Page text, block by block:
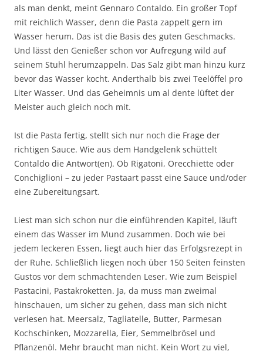
als man denkt, meint Gennaro Contaldo. Ein großer Topf
mit reichlich Wasser, denn die Pasta zappelt gern im
Wasser herum. Das ist die Basis des guten Geschmacks.
Und lässt den Genießer schon vor Aufregung wild auf
seinem Stuhl herumzappeln. Das Salz gibt man hinzu kurz
bevor das Wasser kocht. Anderthalb bis zwei Teelöffel pro
Liter Wasser. Und das Geheimnis um al dente lüftet der
Meister auch gleich noch mit.
Ist die Pasta fertig, stellt sich nur noch die Frage der
richtigen Sauce. Wie aus dem Handgelenk schüttelt
Contaldo die Antwort(en). Ob Rigatoni, Orecchiette oder
Conchiglioni – zu jeder Pastaart passt eine Sauce und/oder
eine Zubereitungsart.
Liest man sich schon nur die einführenden Kapitel, läuft
einem das Wasser im Mund zusammen. Doch wie bei
jedem leckeren Essen, liegt auch hier das Erfolgsrezept in
der Ruhe. Schließlich liegen noch über 150 Seiten feinsten
Gustos vor dem schmachtenden Leser. Wie zum Beispiel
Pastacini, Pastakroketten. Ja, da muss man zweimal
hinschauen, um sicher zu gehen, dass man sich nicht
verlesen hat. Meersalz, Tagliatelle, Butter, Parmesan
Kochschinken, Mozzarella, Eier, Semmelbrösel und
Pflanzenöl. Mehr braucht man nicht. Kein Wort zu viel,